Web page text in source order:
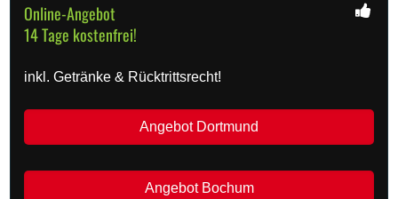
Online-Angebot
14 Tage kostenfrei!
inkl. Getränke & Rücktrittsrecht!
Angebot Dortmund
Angebot Bochum